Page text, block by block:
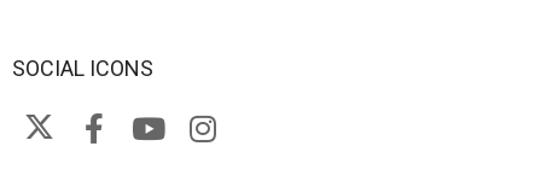
SOCIAL ICONS